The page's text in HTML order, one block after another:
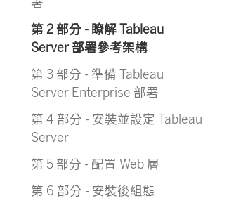
第 2 部分 - 瞭解 Tableau
Server 部署參考架構
第 3 部分 - 準備 Tableau
Server Enterprise 部署
第 4 部分 - 安裝並設定 Tableau
Server
第 5 部分 - 配置 Web 層
第 6 部分 - 安裝後組態